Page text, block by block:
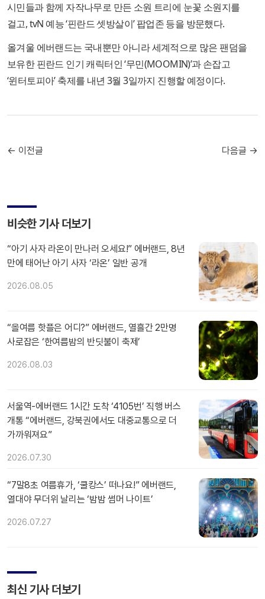
시민들과 함께 자작나무로 만든 소원 트리에 눈꽃 소원지를
걸고, tvN 예능 ‘핀란드 셋방살이’ 팝업존 등을 방문했다.
올겨울 에버랜드는 국내뿐만 아니라 세계적으로 많은 팬덤을
보유한 핀란드 인기 캐릭터인 ‘무민(MOOMIN)’과 손잡고
‘윈터토피아’ 축제를 내년 3월 3일까지 진행할 예정이다.
← 이전글 다음글 →
비슷한 기사 더보기
“아기 사자 라온이 만나러 오세요!” 에버랜드, 8년
만에 태어난 아기 사자 ‘라온’ 일반 공개
2026.08.05
“올여름 핫플은 어디?” 에버랜드, 열흘간 2만명
사로잡은 ‘한여름밤의 반딧불이 축제’
2026.08.03
서울역-에버랜드 1시간 도착 ‘4105번’ 직행 버스
개통 “에버랜드, 강북권에서도 대중교통으로 더
가까워져요”
2026.07.30
“7말8초 여름휴가, ‘쿨캉스’ 떠나요!” 에버랜드,
열대야 무더위 날리는 ‘밤밤 썸머 나이트’
2026.07.27
최신 기사 더보기